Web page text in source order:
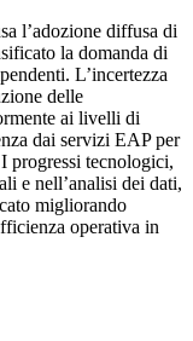
l’adozione diffusa di
la domanda di
L’incertezza
delle
ai livelli di
dai servizi EAP per
progressi tecnologici,
e nell’analisi dei dati,
migliorando
operativa in